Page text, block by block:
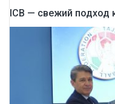
ICB — свежий подход